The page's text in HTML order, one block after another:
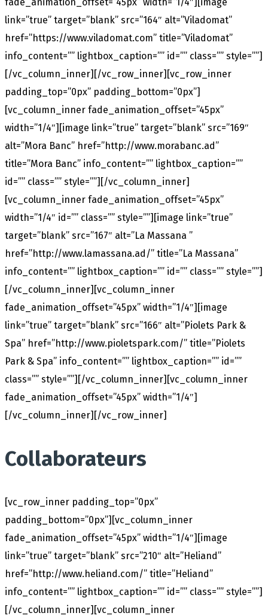
link=”true” target=”blank” src=”164″ alt=”Viladomat”
href=”https://www.viladomat.com” title=”Viladomat”
info_content=”” lightbox_caption=”” id=”” class=”” style=””]
[/vc_column_inner][/vc_row_inner][vc_row_inner
padding_top=”0px” padding_bottom=”0px”]
[vc_column_inner fade_animation_offset=”45px”
width=”1/4″][image link=”true” target=”blank” src=”169″
alt=”Mora Banc” href=”http://www.morabanc.ad”
title=”Mora Banc” info_content=”” lightbox_caption=””
id=”” class=”” style=””][/vc_column_inner]
[vc_column_inner fade_animation_offset=”45px”
width=”1/4″ id=”” class=”” style=””][image link=”true”
target=”blank” src=”167″ alt=”La Massana ”
href=”http://www.lamassana.ad/” title=”La Massana”
info_content=”” lightbox_caption=”” id=”” class=”” style=””]
[/vc_column_inner][vc_column_inner
fade_animation_offset=”45px” width=”1/4″][image
link=”true” target=”blank” src=”166″ alt=”Piolets Park &
Spa” href=”http://www.pioletspark.com/” title=”Piolets
Park & Spa” info_content=”” lightbox_caption=”” id=””
class=”” style=””][/vc_column_inner][vc_column_inner
fade_animation_offset=”45px” width=”1/4″]
[/vc_column_inner][/vc_row_inner]
Collaborateurs
[vc_row_inner padding_top=”0px”
padding_bottom=”0px”][vc_column_inner
fade_animation_offset=”45px” width=”1/4″][image
link=”true” target=”blank” src=”210″ alt=”Heliand”
href=”http://www.heliand.com/” title=”Heliand”
info_content=”” lightbox_caption=”” id=”” class=”” style=””]
[/vc_column_inner][vc_column_inner